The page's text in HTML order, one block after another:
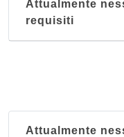
Attualmente
requisiti
Attualmente